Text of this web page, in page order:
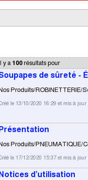
y a100 résultats pour
de sûreté -
Produits/ROBINETTERIE/
le 13/10/2020 16:29 et mis à
Présentation
Produits/PNEUMATIQUE/
le 17/12/2020 15:37 et mis à
Notices d’utilisation